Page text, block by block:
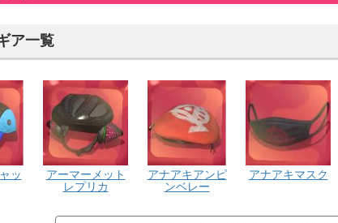
ア一覧
ッ
アーマーメット
レプリカ
アナアキアンピ
ンベレー
アナアキマスク